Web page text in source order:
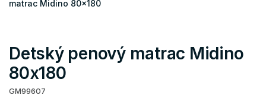
matrac Midino 80x180
Detský penový matrac Midino
80x180
GM99607